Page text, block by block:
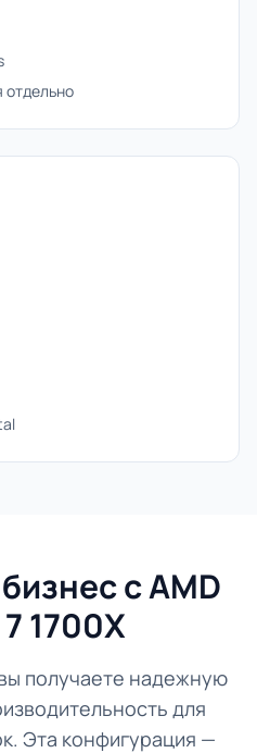
отдельно
с AMD
1700X
получаете надежную
для
Эта конфигурация —